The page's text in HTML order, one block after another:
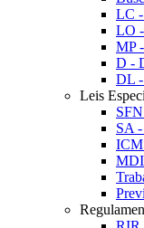
LC -
LO
MP
D -
DL -
Leis
SA